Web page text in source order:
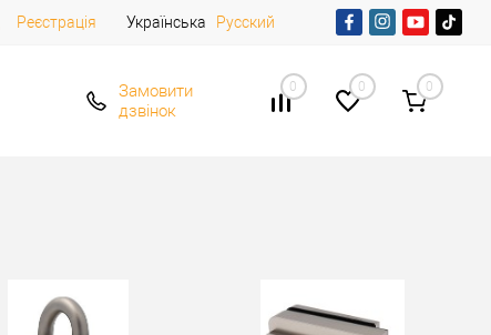
Реєстрація Українська Русский
Замовити
дзвінок
0 0 0